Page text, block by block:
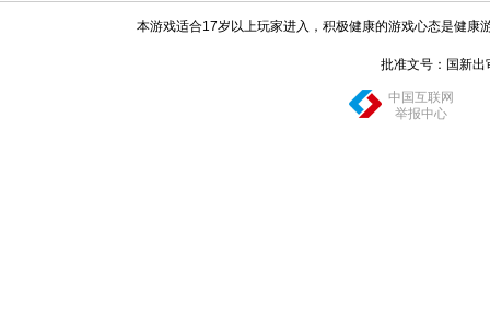
本游戏适合17岁以上玩家进入，积极健康的游戏心态是健
批准文号：国新
中国互联网
举报中心